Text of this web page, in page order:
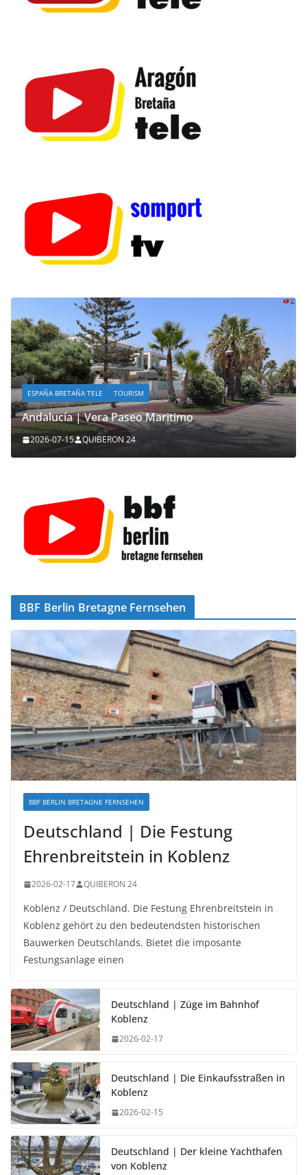
ESPAÑA BRETAÑA TELE TOURISM
Andalucía | Vera Paseo Maritimo
2026-07-15 QUIBERON 24
BBF Berlin Bretagne Fernsehen
BBF BERLIN BRETAGNE FERNSEHEN
Deutschland | Die Festung
Ehrenbreitstein in Koblenz
2026-02-17 QUIBERON 24
Koblenz / Deutschland. Die Festung Ehrenbreitstein in
Koblenz gehört zu den bedeutendsten historischen
Bauwerken Deutschlands. Bietet die imposante
Festungsanlage einen
Deutschland | Züge im Bahnhof
Koblenz
2026-02-17
Deutschland | Die Einkaufsstraßen in
Koblenz
2026-02-15
Deutschland | Der kleine Yachthafen
von Koblenz